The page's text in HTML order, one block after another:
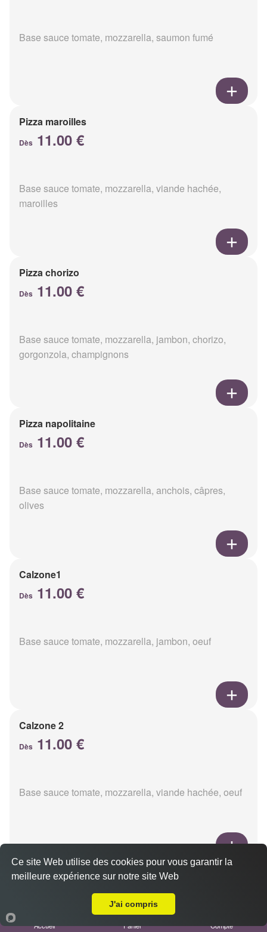
Base sauce tomate, mozzarella, saumon fumé
Pizza maroilles
Dès 11.00 €
Base sauce tomate, mozzarella, viande hachée,
maroilles
Pizza chorizo
Dès 11.00 €
Base sauce tomate, mozzarella, jambon, chorizo,
gorgonzola, champignons
Pizza napolitaine
Dès 11.00 €
Base sauce tomate, mozzarella, anchois, câpres,
olives
Calzone1
Dès 11.00 €
Base sauce tomate, mozzarella, jambon, oeuf
Calzone 2
Dès 11.00 €
Base sauce tomate, mozzarella, viande hachée, oeuf
Calzon 3
Accueil Panier Compte
Ce site Web utilise des cookies pour vous garantir la
meilleure expérience sur notre site Web
J'ai compris